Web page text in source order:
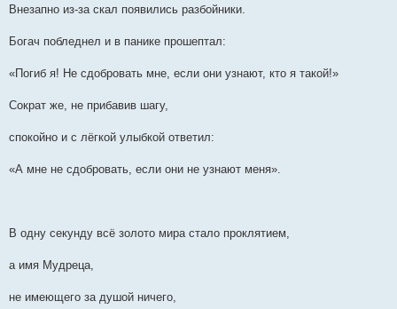
Внезапно из-за скал появились разбойники.
Богач побледнел и в панике прошептал:
«Погиб я! Не сдобровать мне, если они узнают, кто я такой!»
Сократ же, не прибавив шагу,
спокойно и с лёгкой улыбкой ответил:
«А мне не сдобровать, если они не узнают меня».
В одну секунду всё золото мира стало проклятием,
а имя Мудреца,
не имеющего за душой ничего,